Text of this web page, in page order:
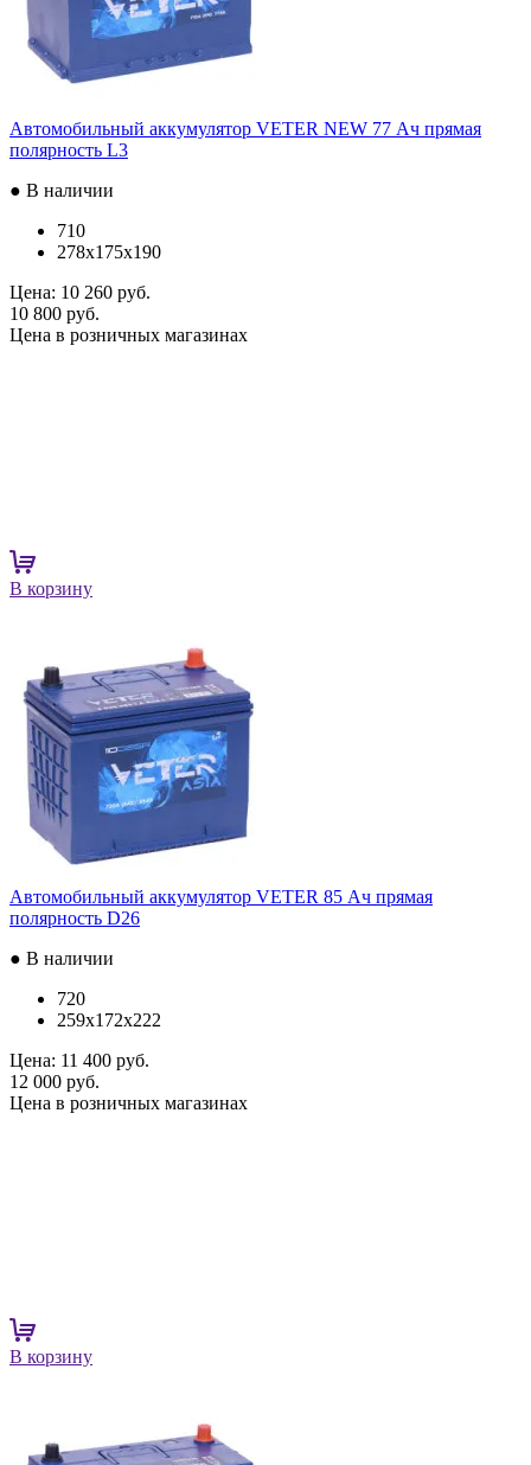
Автомобильный аккумулятор VETER NEW 77 Ач прямая
полярность L3
● В наличии
710
278x175x190
Цена: 10 260 руб.
10 800 руб.
Цена в розничных магазинах
В корзину
Автомобильный аккумулятор VETER 85 Ач прямая
полярность D26
● В наличии
720
259x172x222
Цена: 11 400 руб.
12 000 руб.
Цена в розничных магазинах
В корзину